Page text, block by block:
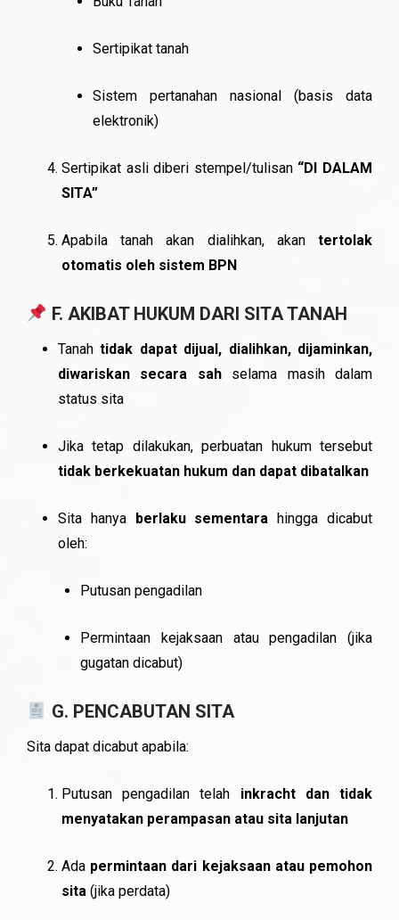
Sertipikat tanah
Sistem pertanahan nasional (basis data
elektronik)
Sertipikat asli diberi stempel/tulisan “DI DALAM
SITA”
Apabila tanah akan dialihkan, akan tertolak
otomatis oleh sistem BPN
F. AKIBAT HUKUM DARI SITA TANAH
Tanahtidak dapat dijual, dialihkan, dijaminkan,
diwariskan secara sahselama masih dalam
status sita
Jika tetap dilakukan, perbuatan hukum tersebut
tidak berkekuatan hukum dan dapat dibatalkan
Sita hanya berlaku sementara hingga dicabut
oleh:
Putusan pengadilan
Permintaan kejaksaan atau pengadilan (jika
gugatan dicabut)
G. PENCABUTAN SITA
Sita dapat dicabut apabila:
Putusan pengadilan telah inkracht dan tidak
menyatakan perampasan atau sita lanjutan
Ada permintaan dari kejaksaan atau pemohon
sita (jika perdata)